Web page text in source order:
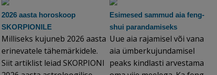
2026 aasta horoskoop
SKORPIONILE
Milliseks kujuneb 2026 aasta
erinevatele tähemärkidele.
Siit artiklist leiad SKORPIONI
Esimesed sammud aia feng-
shui parandamiseks
Uue aia rajamisel või vana
aia ümberkujundamisel
peaks kindlasti arvestama